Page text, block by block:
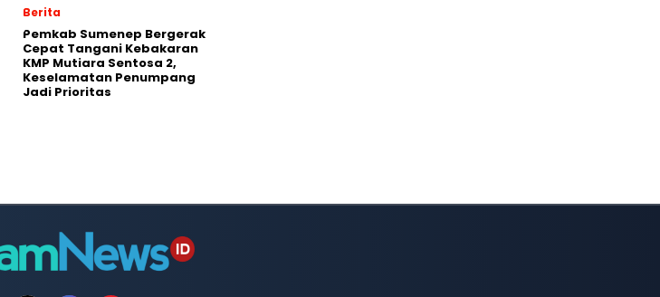
Berita
Pemkab Sumenep Bergerak
Cepat Tangani Kebakaran
KMP Mutiara Sentosa 2,
Keselamatan Penumpang
Jadi Prioritas